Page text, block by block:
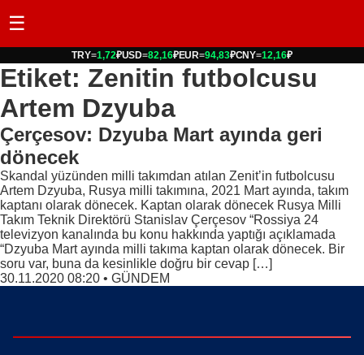
☰
TRY=1,72₽USD=82,16₽EUR=94,83₽CNY=12,16₽
Etiket: Zenitin futbolcusu
Artem Dzyuba
Çerçesov: Dzyuba Mart ayında geri
dönecek
Skandal yüzünden milli takımdan atılan Zenit’in futbolcusu
Artem Dzyuba, Rusya milli takımına, 2021 Mart ayında, takım
kaptanı olarak dönecek. Kaptan olarak dönecek Rusya Milli
Takım Teknik Direktörü Stanislav Çerçesov “Rossiya 24
televizyon kanalında bu konu hakkında yaptığı açıklamada
“Dzyuba Mart ayında milli takıma kaptan olarak dönecek. Bir
soru var, buna da kesinlikle doğru bir cevap […]
30.11.2020 08:20 • GÜNDEM